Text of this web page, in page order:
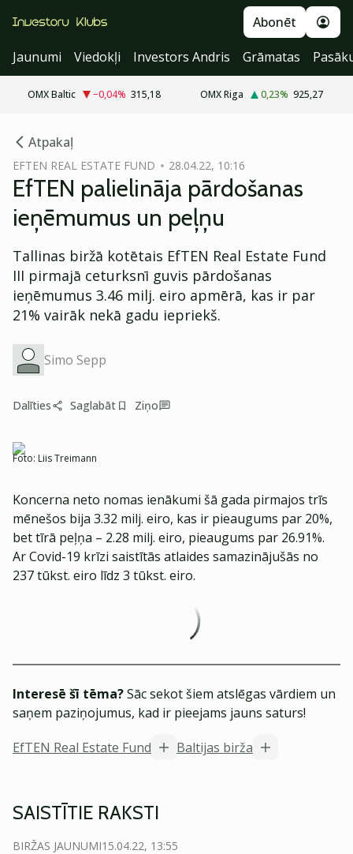
Abonēt
Jaunumi
Viedokļi Investors Andris Grāmatas
OMX Baltic −0,04% 315,18 OMX Riga 0,23% 925,27
Atpakaļ
EFTEN REAL ESTATE FUND 28.04.22, 10:16
EfTEN palielināja pārdošanas
ieņēmumus un peļņu
Tallinas biržā kotētais EfTEN Real Estate Fund
III pirmajā ceturksnī guvis pārdošanas
ieņēmumus 3.46 milj. eiro apmērā, kas ir par
21% vairāk nekā gadu iepriekš.
Simo Sepp
Dalīties Saglabāt Ziņo
Foto: Liis Treimann
Koncerna neto nomas ienākumi šā gada pirmajos trīs
mēnešos bija 3.32 milj. eiro, kas ir pieaugums par 20%,
bet tīrā peļņa – 2.28 milj. eiro, pieaugums par 26.91%.
Ar Covid-19 krīzi saistītās atlaides samazinājušās no
237 tūkst. eiro līdz 3 tūkst. eiro.
Interesē šī tēma?Sāc sekot šiem atslēgas vārdiem un
saņem paziņojumus, kad ir pieejams jauns saturs!
EfTEN Real Estate Fund
Baltijas birža
SAISTĪTIE RAKSTI
BIRŽAS JAUNUMI15.04.22, 13:55